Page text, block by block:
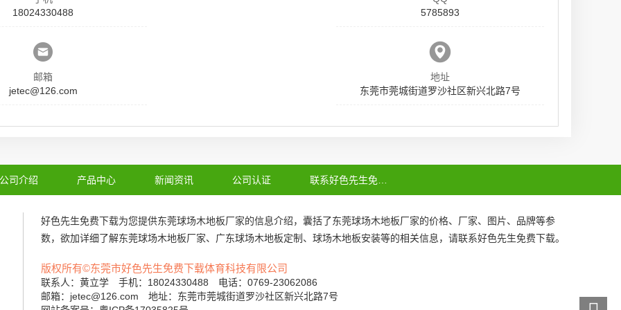
18024330488
5785893
邮箱
jetec@126.com
地址
东莞市莞城街道罗沙社区新兴北路7号
公司介绍 产品中心 新闻资讯 公司认证
好色先生免费下载为您提供东莞球场木地板厂家的信息介绍，囊括了东莞球场木地板厂家的价格、厂家、图片、品牌等参
数，欲加详细了解东莞球场木地板厂家、 广东球场木地板定制 、 球场木地板安装等的相关信息，请联系好色先生免费下载。
版权所有©东莞市好色先生免费下载体育科技有限公司
联系人：黄立学 手机：18024330488 电话：0769-23062086
邮箱：jetec@126.com 地址：东莞市莞城街道罗沙社区新兴北路7号